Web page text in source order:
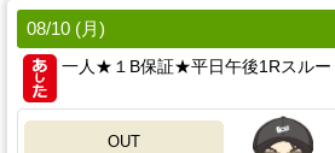
08/10 (月)
一人★１B保証★平日午後1Rスルー
OUT